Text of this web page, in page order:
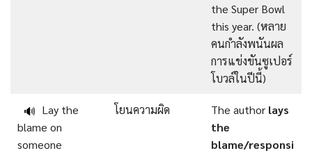
the Super Bowl
this year. (หลาย
คนกำลังพนันผล
การแข่งขันซูเปอร์
โบวล์ในปีนี้)
🔊 Lay the
blame on
someone
โยนความผิด The author lays
the
blame/responsi